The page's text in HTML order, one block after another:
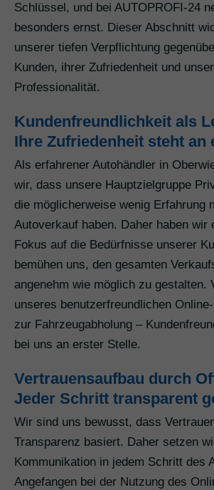
Schlüssel, und bei AUTOPROFI-24
besonders ernst. Dieser Abschnitt
unserer tiefen Verpflichtung
Kunden, ihrer Zufriedenheit und
Professionalität.
Kundenfreundlichkeit als
Ihre Zufriedenheit steht an
Als erfahrener Autohändler in
wir, dass unsere Hauptzielgruppe
die möglicherweise wenig Erfahrung
Autoverkauf haben. Daher haben wir
Fokus auf die Bedürfnisse unserer
bemühen uns, den gesamten
angenehm wie möglich zu gestalten.
unseres benutzerfreundlichen
zur Fahrzeugabholung –
bei uns an erster Stelle.
Vertrauensaufbau durch
Jeder Schritt transparent
Wir sind uns bewusst, dass
Transparenz basiert. Daher setzen
Kommunikation in jedem Schritt des
Angefangen bei der Nutzung des